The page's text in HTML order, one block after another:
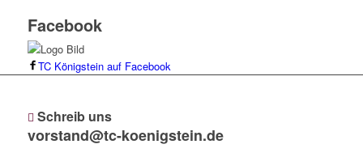
Facebook
TC Königstein auf Facebook
Schreib uns
vorstand@tc-koenigstein.de